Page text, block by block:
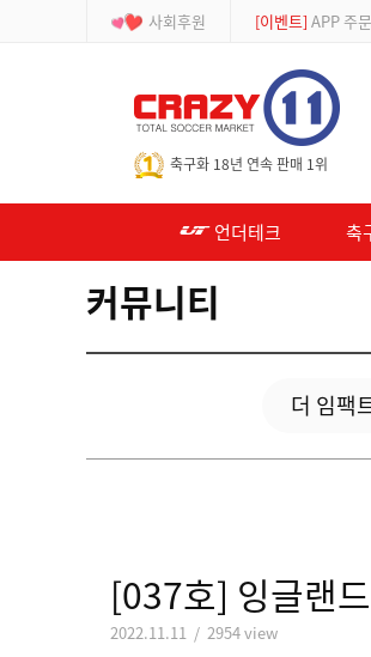
사회후원 [이벤트] APP 주
축구화 18년 연속 판매 1위
언더테크 축
커뮤니티
더 임팩
[037호] 잉글랜
2022.11.11 / 2954 view